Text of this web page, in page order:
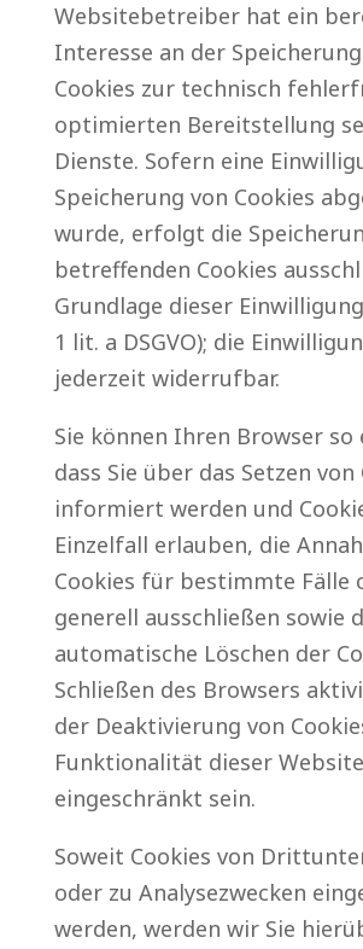
Websitebetreiber hat ein
Interesse an der
Cookies zur technisch
optimierten Bereitstellung
Dienste. Sofern eine
Speicherung von Cookies
wurde, erfolgt die
betreffenden Cookies
Grundlage dieser
1 lit. a DSGVO); die
jederzeit widerrufbar.
Sie können Ihren Browser so
dass Sie über das Setzen von
informiert werden und
Einzelfall erlauben, die
Cookies für bestimmte Fälle
generell ausschließen sowie
automatische Löschen der
Schließen des Browsers
der Deaktivierung von
Funktionalität dieser Website
eingeschränkt sein.
Soweit Cookies von
oder zu Analysezwecken
werden, werden wir Sie